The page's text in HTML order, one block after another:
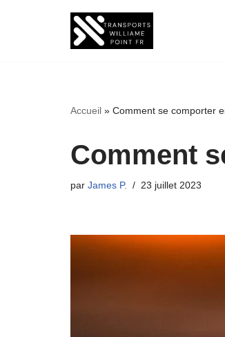
Accueil » Comment se comporter
Comment
par James P. 23 juillet 2023